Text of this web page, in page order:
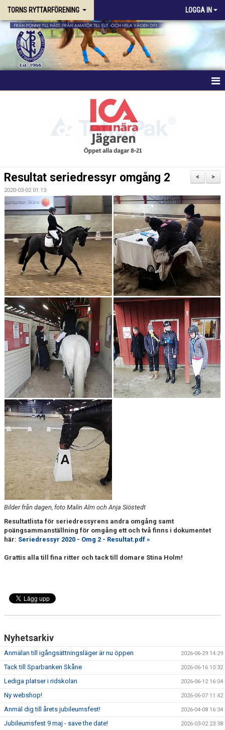
TORNS RYTTARFÖRENING LOGGA IN
STALLPLATS
TÄVLING
ANLÄGGNING
RIDHUSKALENDER
KONTAKT
BLI SPONSOR!
KLUBBSHOP
MEDLEMSKAP
HIPPOCRATES
STÖTTA TORNS
LEKTIONSPLANERING RIDSKOLA
>
<
Resultat seriedressyr omgång 2
2020-03-02 01:13
Bilder från dagen, foto Malin Alm och Anja Siöstedt
Resultatlista för seriedressyrens andra omgång samt
poängsammanställning för omgång ett och två finns i dokumentet
här: Seriedressyr 2020 - Omg 2 - Resultat.pdf »
Grattis alla till fina ritter och tack till domare Stina Holm!
Nyhetsarkiv
Anmälan till igångsättningsläger är nu öppen 2026-06-29 14:29
Tack till Sparbanken Skåne 2026-06-16 10:32
Lediga platser i ridskolan 2026-06-12 16:04
Ny webshop! 2026-06-07 11:42
Anmäl dig till årets jubileumsfest! 2026-04-08 16:34
Jubileumsfest 9 maj - save the date! 2026-03-02 23:38